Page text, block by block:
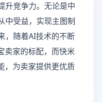
升竞争力。无论是中
中受益，实现主图制
，随着AI技术的不断
卖家的标配，而快米
，为卖家提供更优质